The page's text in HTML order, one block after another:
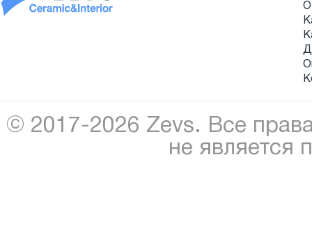
О
© 2017-2026 Zevs. Все
не является